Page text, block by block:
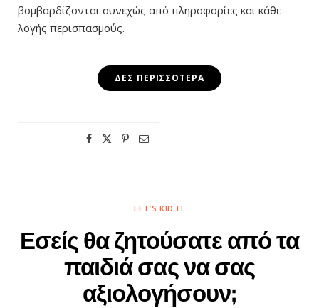
βομβαρδίζονται συνεχώς από πληροφορίες και κάθε
λογής περισπασμούς.
ΔΕΣ ΠΕΡΙΣΣΌΤΕΡΑ
LET’S KID IT
Εσείς θα ζητούσατε από τα
παιδιά σας να σας
αξιολογήσουν;